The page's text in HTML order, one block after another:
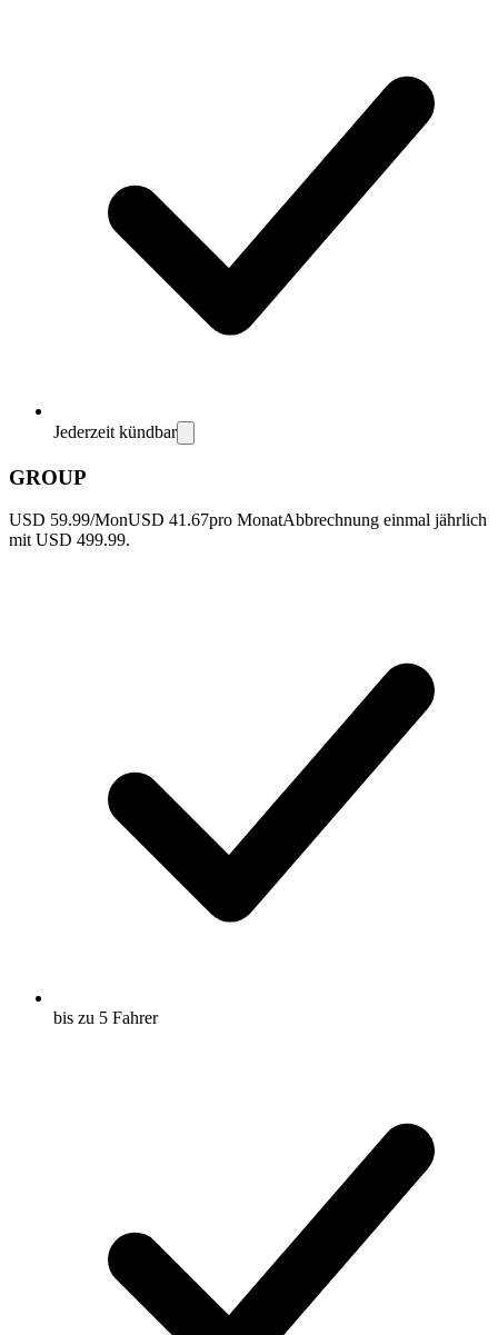
Jederzeit kündbar
GROUP
USD 59.99/MonUSD 41.67pro MonatAbbrechnung einmal jährlich
mit USD 499.99.
bis zu 5 Fahrer